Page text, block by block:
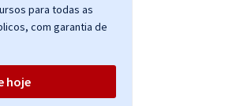
para todas as
com garantia de
hoje